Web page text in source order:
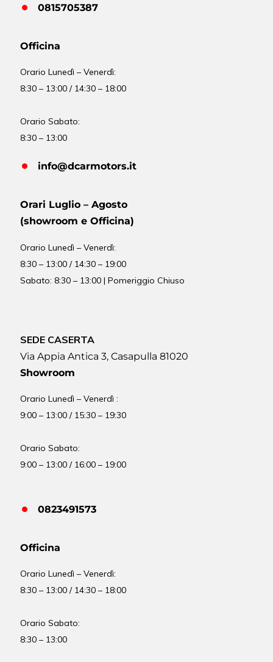
0815705387
Officina
OrarioLunedì – Venerdì:
8:30 – 13:00 / 14:30 – 18:00
Orario Sabato:
8:30 – 13:00
info@dcarmotors.it
Orari Luglio – Agosto
(showroom e Officina)
OrarioLunedì – Venerdì:
8:30 – 13:00 / 14:30 – 19:00
Sabato: 8:30 – 13:00 | Pomeriggio Chiuso
SEDE CASERTA
Via Appia Antica 3, Casapulla 81020
Showroom
Orario Lunedì – Venerdì :
9:00 – 13:00 / 15:30 – 19:30
Orario Sabato:
9:00 – 13:00 / 16:00 – 19:00
0823491573
Officina
OrarioLunedì – Venerdì:
8:30 – 13:00 / 14:30 – 18:00
Orario Sabato:
8:30 – 13:00